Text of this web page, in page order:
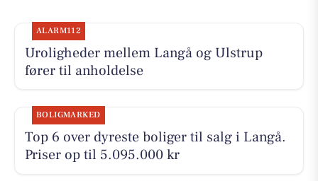
ALARM112
Uroligheder mellem Langå og Ulstrup
fører til anholdelse
BOLIGMARKED
Top 6 over dyreste boliger til salg i Langå.
Priser op til 5.095.000 kr